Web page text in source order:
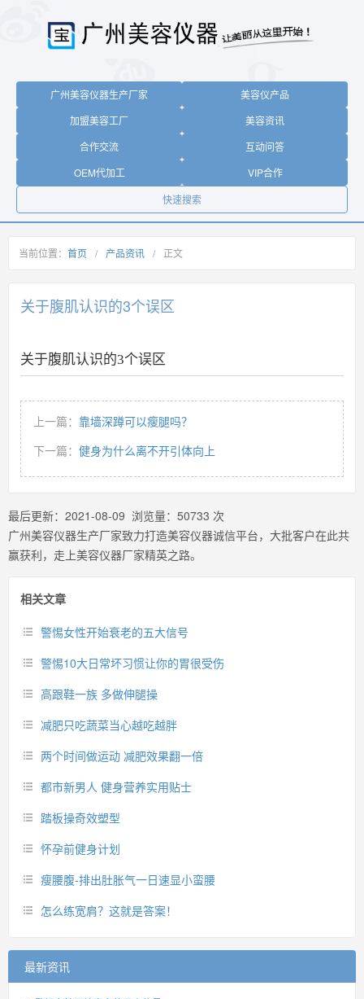
广州美容仪器生产厂家
美容仪产品
加盟美容工厂
美容资讯
合作交流
互动问答
OEM代加工
VIP合作
快速搜索
当前位置： 首页 / 产品资讯 / 正文
关于腹肌认识的3个误区
关于腹肌认识的3个误区
上一篇： 靠墙深蹲可以瘦腿吗？
下一篇： 健身为什么离不开引体向上
最后更新： 2021-08-09 浏览量： 50733 次
广州美容仪器生产厂家致力打造美容仪器诚信平台，大批客户在此共
赢获利，走上美容仪器厂家精英之路。
相关文章
警惕女性开始衰老的五大信号
警惕10大日常坏习惯让你的胃很受伤
高跟鞋一族 多做伸腿操
减肥只吃蔬菜当心越吃越胖
两个时间做运动 减肥效果翻一倍
都市新男人 健身营养实用贴士
踏板操奇效塑型
怀孕前健身计划
瘦腰腹-排出肚胀气一日速显小蛮腰
怎么练宽肩？这就是答案！
最新资讯